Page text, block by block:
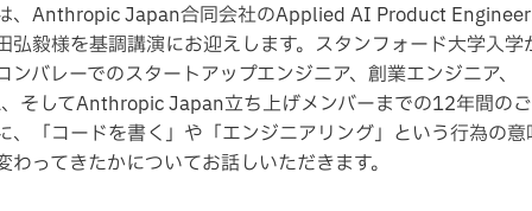
、Anthropic Japan合同会社のApplied AI Product
弘毅様を基調講演にお迎えします。スタンフォード大学入学
ンバレーでのスタートアップエンジニア、創業エンジニア、
そしてAnthropic Japan立ち上げメンバーまでの12年間の
、「コードを書く」や「エンジニアリング」という行為の意
わってきたかについてお話しいただきます。